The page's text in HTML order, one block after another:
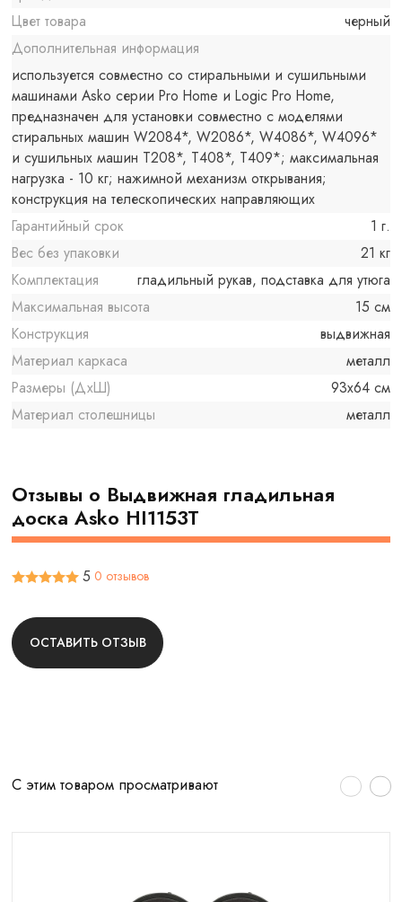
Цвет товара
черный
Дополнительная информация
используется совместно со стиральными и сушильными
машинами Asko серии Pro Home и Logic Pro Home,
предназначен для установки совместно с моделями
стиральных машин W2084*, W2086*, W4086*, W4096*
и сушильных машин T208*, T408*, T409*; максимальная
нагрузка - 10 кг; нажимной механизм открывания;
конструкция на телескопических направляющих
Гарантийный срок
1 г.
Вес без упаковки
21 кг
Комплектация
гладильный рукав, подставка для утюга
Максимальная высота
15 см
Конструкция
выдвижная
Материал каркаса
металл
Размеры (ДхШ)
93x64 см
Материал столешницы
металл
Отзывы о Выдвижная гладильная
доска Asko HI1153T
5 0 отзывов
ОСТАВИТЬ ОТЗЫВ
С этим товаром просматривают